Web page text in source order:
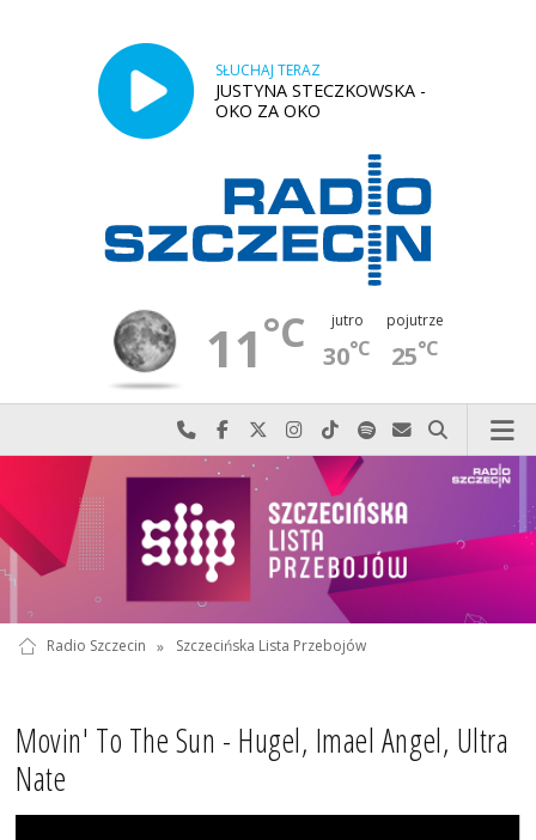
SŁUCHAJ TERAZ
JUSTYNA STECZKOWSKA -
OKO ZA OKO
11°C jutro
30°C
pojutrze
25°C
Najlepiej po prostu do nas zadzwoń
Odwiedź nas na Facebook-u
Odwiedź nas na X
Odwiedź nas na Instagram-ie
Odwiedź nas na TikTok-u
Szukaj nas na Spotify
Wyślij do nas
Szukaj
Radio Szczecin » Szczecińska Lista Przebojów
Movin' To The Sun - Hugel, Imael Angel, Ultra
Nate